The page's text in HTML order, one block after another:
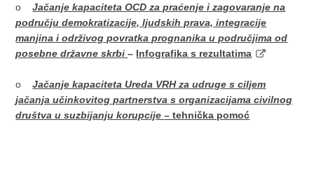
o
Jačanje kapaciteta OCD za praćenje i zagovaranje na
području demokratizacije, ljudskih prava, integracije
manjina i održivog povratka prognanika u područjima od
posebne državne skrbi– Infografika s rezultatima
oJačanje kapaciteta Ureda VRH za udruge s ciljem
jačanja učinkovitog partnerstva s organizacijama civilnog
društva u suzbijanju korupcije– tehnička pomoć